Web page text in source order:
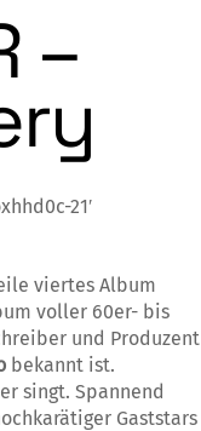
–
21′
viertes Album
voller 60er- bis
und Pro­du­zent
bekannt ist.
singt. Spannend
Gaststars